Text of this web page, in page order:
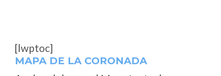
[lwptoc]
MAPA DE LA CORONADA